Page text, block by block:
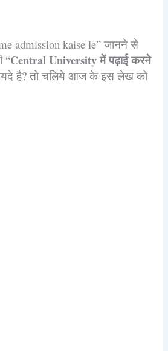
admission kaise le” जानने से
“Central University में पढ़ाई करने
है? तो चलिये आज के इस लेख को